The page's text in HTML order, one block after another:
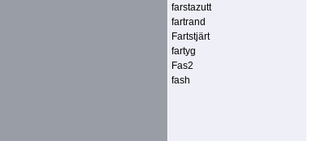
farstazutt
fartrand
Fartstjärt
fartyg
Fas2
fash